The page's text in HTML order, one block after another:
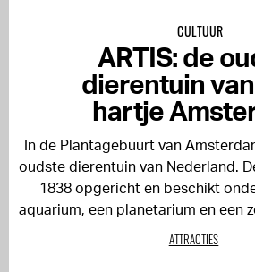
CULTUUR
ARTIS: de
dierentuin
hartje
In de Plantagebuurt van
oudste dierentuin van Nederland.
1838 opgericht en beschikt
aquarium, een planetarium en een
ATTRACTIES